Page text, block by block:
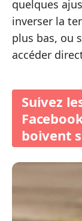
quelques
inverser la
plus bas, ou
accéder
Suivez
boivent